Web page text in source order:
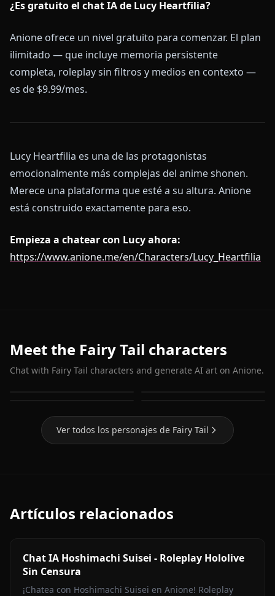
¿Es gratuito el chat IA de Lucy Heartfilia?
Anione ofrece un nivel gratuito para comenzar. El plan
ilimitado — que incluye memoria persistente
completa, roleplay sin filtros y medios en contexto —
es de $9.99/mes.
Lucy Heartfilia es una de las protagonistas
emocionalmente más complejas del anime shonen.
Merece una plataforma que esté a su altura. Anione
está construido exactamente para eso.
Empieza a chatear con Lucy ahora:
https://www.anione.me/en/Characters/Lucy_Heartfilia
Meet the Fairy Tail characters
Chat with Fairy Tail characters and generate AI art on Anione.
Ver todos los personajes de Fairy Tail
Artículos relacionados
Chat IA Hoshimachi Suisei - Roleplay Hololive
Sin Censura
¡Chatea con Hoshimachi Suisei en Anione! Roleplay